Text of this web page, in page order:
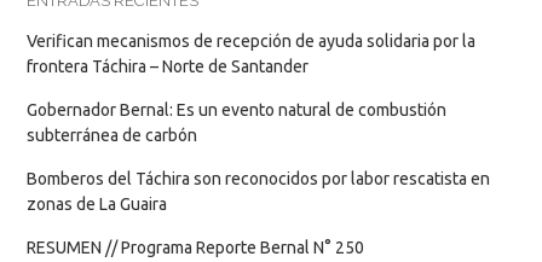
Verifican mecanismos de recepción de ayuda solidaria por la
frontera Táchira – Norte de Santander
Gobernador Bernal: Es un evento natural de combustión
subterránea de carbón
Bomberos del Táchira son reconocidos por labor rescatista en
zonas de La Guaira
RESUMEN // Programa Reporte Bernal N° 250